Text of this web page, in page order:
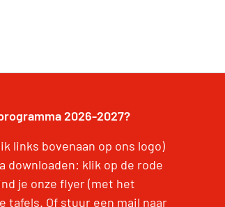
2026-2027?
links bovenaan op ons logo)
downloaden: klik op de rode
je onze flyer (met het
tafels. Of stuur een mail naar